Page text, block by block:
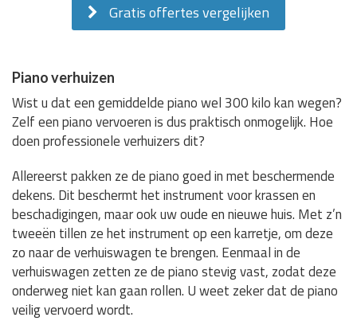
Gratis offertes vergelijken
Piano verhuizen
Wist u dat een gemiddelde piano wel 300 kilo kan wegen?
Zelf een piano vervoeren is dus praktisch onmogelijk. Hoe
doen professionele verhuizers dit?
Allereerst pakken ze de piano goed in met beschermende
dekens. Dit beschermt het instrument voor krassen en
beschadigingen, maar ook uw oude en nieuwe huis. Met z’n
tweeën tillen ze het instrument op een karretje, om deze
zo naar de verhuiswagen te brengen. Eenmaal in de
verhuiswagen zetten ze de piano stevig vast, zodat deze
onderweg niet kan gaan rollen. U weet zeker dat de piano
veilig vervoerd wordt.